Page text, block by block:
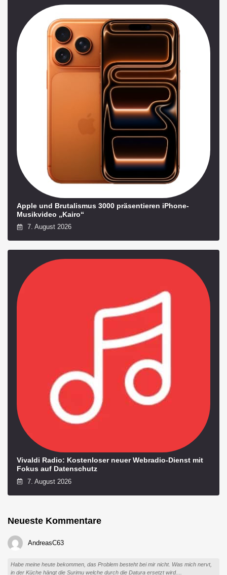
Apple und Brutalismus 3000 präsentieren iPhone-
Musikvideo „Kairo“
7. August 2026
Vivaldi Radio: Kostenloser neuer Webradio-Dienst mit
Fokus auf Datenschutz
7. August 2026
Neueste Kommentare
AndreasC63
Habe meine heute bekommen, das Problem besteht bei mir nicht. Was mich nervt,
in der Küche hängt die Surimu welche durch die Datura ersetzt wird....